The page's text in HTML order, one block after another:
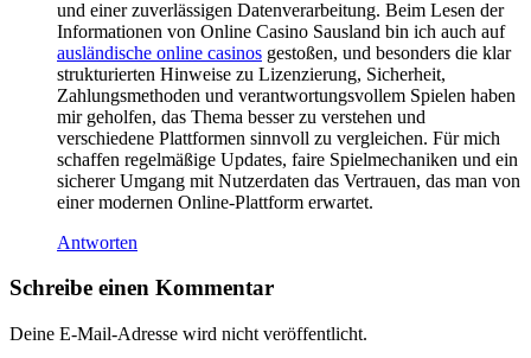
und einer zuverlässigen Datenverarbeitung. Beim Lesen der
Informationen von Online Casino Sausland bin ich auch auf
ausländische online casinos gestoßen, und besonders die klar
strukturierten Hinweise zu Lizenzierung, Sicherheit,
Zahlungsmethoden und verantwortungsvollem Spielen haben
mir geholfen, das Thema besser zu verstehen und
verschiedene Plattformen sinnvoll zu vergleichen. Für mich
schaffen regelmäßige Updates, faire Spielmechaniken und ein
sicherer Umgang mit Nutzerdaten das Vertrauen, das man von
einer modernen Online-Plattform erwartet.
Antworten
Schreibe einen Kommentar
Deine E-Mail-Adresse wird nicht veröffentlicht.